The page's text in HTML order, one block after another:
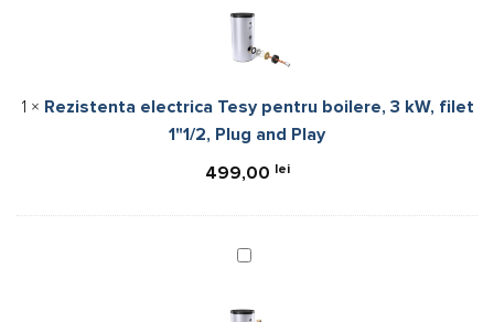
S
300
65
300
litri
Tesy
pentru
boilere,
kW,
filet
and
1 × Rezistenta electrica Tesy pentru boilere, 3 kW, filet
1"1/2, Plug and Play
499,00 lei
Rezistenta
Tesy